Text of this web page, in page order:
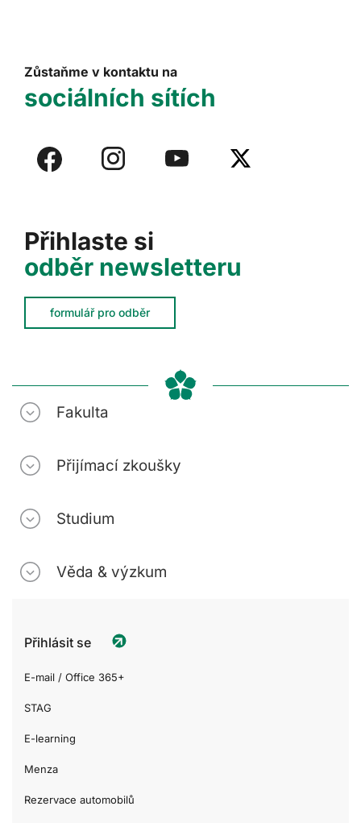
Přihlaste si
odběr newsletteru
formulář pro odběr
Zůstaňme v kontaktu na
sociálních sítích
Fakulta
Přijímací zkoušky
Studium
Věda & výzkum
Přihlásit se
E-mail / Office 365+
STAG
E-learning
Menza
Rezervace automobilů